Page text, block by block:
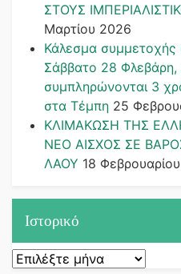
ΣΤΟΥΣ
Μαρτίου 2026
Κάλεσμα συμμετοχής
Σάββατο 28
συμπληρώνονται 3
στα Τέμπη 25
ΚΛΙΜΑΚΩΣΗ ΤΗΣ
ΝΕΟ ΑΙΣΧΟΣ ΣΕ
ΛΑΟΥ 18
Ιστορικό
Ιστορικό